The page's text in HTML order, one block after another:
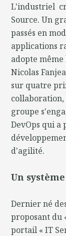
L'industriel
Source. Un
passés en
applications
adopte
Nicolas
sur quatre
groupe
DevOps qui
d'agilité.
Un
Dernier né
proposant du
portail « IT